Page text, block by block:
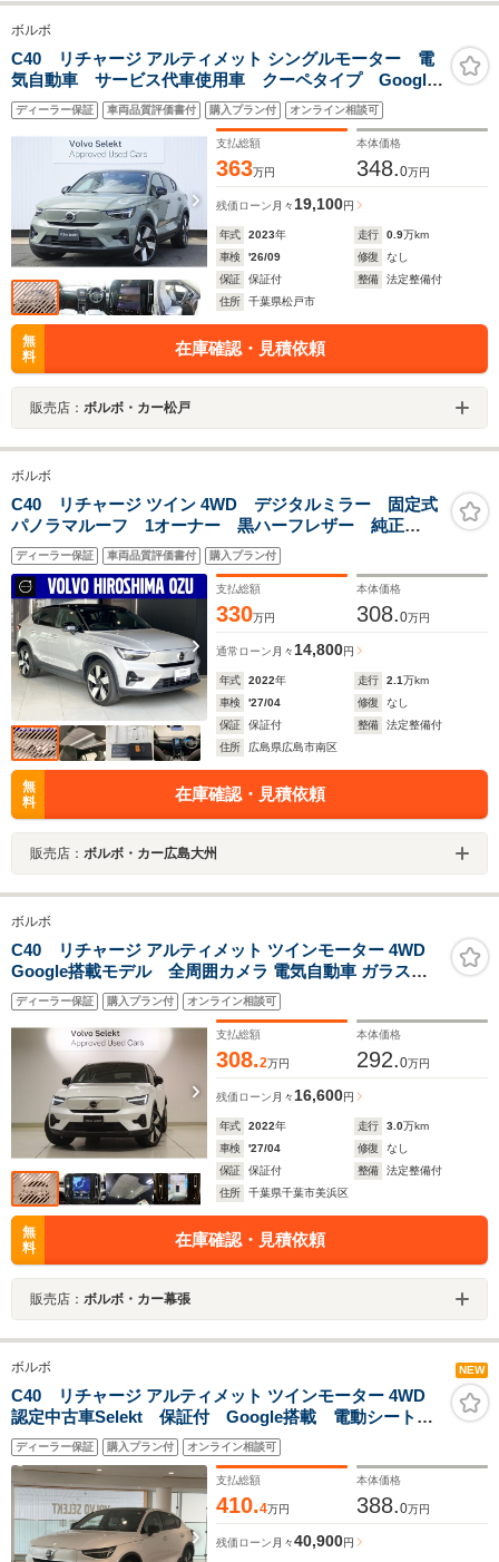
ボルボ
C40 リチャージ アルティメット シングルモーター 電
気自動車 サービス代車使用車 クーペタイプ Google
搭載 Googleアシスタンス 360度カメラ ハンドル
ヒーター フロントシートヒーター リアシートヒータ
ディーラー保証 車両品質評価書付 購入プラン付 オンライン相談可
支払総額
363万円
本体価格
348.0万円
残価ローン 月々 19,100円
年式 2023年 走行 0.9万km
車検
'26/09 修復
なし
保証
保証付 整備
法定整備付
住所
千葉県松戸市
無
料
在庫確認・見積依頼
販売店： ボルボ・カー松戸
ボルボ
C40 リチャージ ツイン 4WD デジタルミラー 固定式
パノラマルーフ 1オーナー 黒ハーフレザー 純正
20AW 充電ケーブル Harman/Kardon シートヒータ
ー アダプティブクルーズ 360°カメラ AppleCarPlay
ディーラー保証 車両品質評価書付 購入プラン付
支払総額
330万円
本体価格
308.0万円
通常ローン 月々 14,800円
年式 2022年 走行 2.1万km
車検
'27/04 修復
なし
保証
保証付 整備
法定整備付
住所
広島県広島市南区
無
料
在庫確認・見積依頼
販売店： ボルボ・カー広島大州
ボルボ
C40 リチャージ アルティメット ツインモーター 4WD
Google搭載モデル 全周囲カメラ 電気自動車 ガラスサ
ンルーフ シートヒーター ステアリングヒーター
ディーラー保証 購入プラン付 オンライン相談可
支払総額
308.2万円
本体価格
292.0万円
残価ローン 月々 16,600円
年式 2022年 走行 3.0万km
車検
'27/04 修復
なし
保証
保証付 整備
法定整備付
住所
千葉県千葉市美浜区
無
料
在庫確認・見積依頼
販売店： ボルボ・カー幕張
ボルボ NEW
C40 リチャージ アルティメット ツインモーター 4WD
認定中古車Selekt 保証付 Google搭載 電動シート
シートヒーター 電動バックドア 360度カメラ アルミ
ホイール オレフォスシフトノブ LEDライト ハーマ
ンカードン ガラスルーフ
ディーラー保証 購入プラン付 オンライン相談可
支払総額
410.4万円
本体価格
388.0万円
残価ローン 月々40,900円